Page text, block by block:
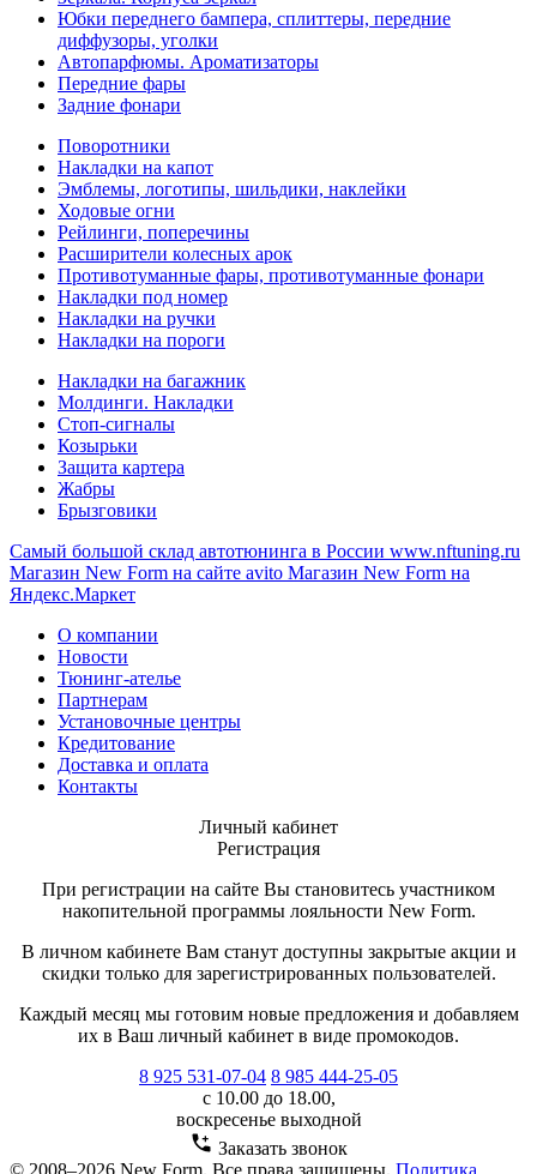
Юбки переднего бампера, сплиттеры, передние
диффузоры, уголки
Автопарфюмы. Ароматизаторы
Передние фары
Задние фонари
Поворотники
Накладки на капот
Эмблемы, логотипы, шильдики, наклейки
Ходовые огни
Рейлинги, поперечины
Расширители колесных арок
Противотуманные фары, противотуманные фонари
Накладки под номер
Накладки на ручки
Накладки на пороги
Накладки на багажник
Молдинги. Накладки
Стоп-сигналы
Козырьки
Защита картера
Жабры
Брызговики
Самый большой склад автотюнинга в России www.nftuning.ru
Магазин New Form на сайте avito Магазин New Form на
Яндекс.Маркет
О компании
Новости
Тюнинг-ателье
Партнерам
Установочные центры
Кредитование
Доставка и оплата
Контакты
Личный кабинет
Регистрация
При регистрации на сайте Вы становитесь участником
накопительной программы лояльности New Form.
В личном кабинете Вам станут доступны закрытые акции и
скидки только для зарегистрированных пользователей.
Каждый месяц мы готовим новые предложения и добавляем
их в Ваш личный кабинет в виде промокодов.
8 925 531-07-04 8 985 444-25-05
с 10.00 до 18.00,
воскресенье выходной
Заказать звонок